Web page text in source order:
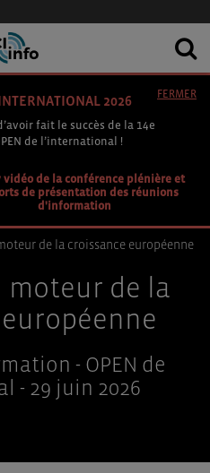
2026
fait le succès de la 14e
de l’international !
vidéo de la conférence plénière et
de présentation des réunions
d'information
FERMER
de la croissance européenne
moteur de la
- OPEN de
- 29 juin 2026